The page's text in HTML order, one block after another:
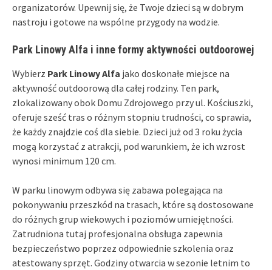
organizatorów. Upewnij się, że Twoje dzieci są w dobrym
nastroju i gotowe na wspólne przygody na wodzie.
Park Linowy Alfa i inne formy aktywności outdoorowej
Wybierz Park Linowy Alfa jako doskonałe miejsce na
aktywność outdoorową dla całej rodziny. Ten park,
zlokalizowany obok Domu Zdrojowego przy ul. Kościuszki,
oferuje sześć tras o różnym stopniu trudności, co sprawia,
że każdy znajdzie coś dla siebie. Dzieci już od 3 roku życia
mogą korzystać z atrakcji, pod warunkiem, że ich wzrost
wynosi minimum 120 cm.
W parku linowym odbywa się zabawa polegająca na
pokonywaniu przeszkód na trasach, które są dostosowane
do różnych grup wiekowych i poziomów umiejętności.
Zatrudniona tutaj profesjonalna obsługa zapewnia
bezpieczeństwo poprzez odpowiednie szkolenia oraz
atestowany sprzęt. Godziny otwarcia w sezonie letnim to